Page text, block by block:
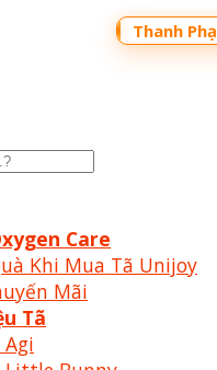
Thanh
Care
Khi Mua Tã Unijoy
Mãi
Tã